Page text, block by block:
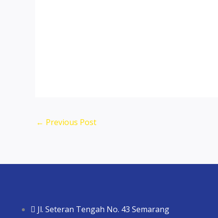
← Previous Post
Jl. Seteran Tengah No. 43 Semarang